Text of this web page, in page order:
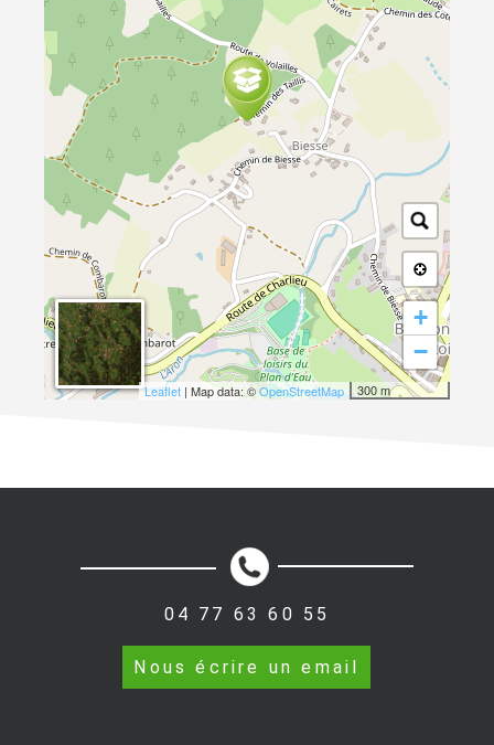
+
−
300 m
Leaflet | Map data: ©OpenStreetMap
04 77 63 60 55
Nous écrire un email